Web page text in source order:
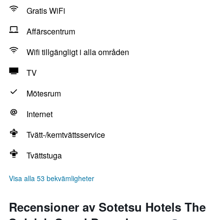
Gratis WiFi
Affärscentrum
Wifi tillgängligt i alla områden
TV
Mötesrum
Internet
Tvätt-/kemtvättsservice
Tvättstuga
Visa alla 53 bekvämligheter
Recensioner av Sotetsu Hotels The